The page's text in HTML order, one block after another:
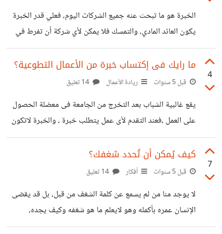
لهم، الثناء على أفعالهم الطيبة، والاحتفال بإنجازاتهم لإعطائهم
شعور بالتقدير. كان السلطان مراد والد السلطان محمد
الخبرة هو ما تبحث عنه جميع الشركات اليوم، فعلي قدر الخبرة
يكون العائد المادي، والتمسك فلا يمكن لأي شركة أن تفرط في
الخبير الذي تمتلكه. ### ولكن كيف يمكننا الجمع بين الخبرة
في مجالنا خلال فترة زمنية قصيرة؟ يوجد بعض الخطوات الهامة
يمكن بها اكتساب الخبرة في سن صغير: - # الممارسة ممارسة ما
تخصيص وقت بسيط يومياً لممارسة العمل، سيجعلنا نعرف كل
شيء عنه وما يرتبط به، فلقد قال رسول
4
ما رايك فى إكتساب خبرة من الأعمال التطوعية؟
قبل 5 سنوات ريادة الأعمال
يقع غالبية الشباب بعد التخرج من الجامعة فى معضلة الحصول
على العمل ،فعند التقدم لأى عمل يتطلب خبرة ، والخبرة لاتكون
سوى بالعمل ويصبح الأمر مثل الدائرة المقفلة ولايوجد خروج
منها . ##ولكن ماذا لو أمكنك أكتساب خبرة وأنت فى الجامعة
بل و أنت فى الثانوية ؟ يمكنك أكتساب الخبرة من خلال الإعمال
يقوم به الأشخاص لمساعدة المؤسسات والمنظمات الغير ربحية
أو الأشخاص . لقد سبق لى أكتساب خبرة من خلال
7
كيف يُمكن أن تُحدد شغفك؟
قبل 5 سنوات أفكار
لا يوجد منا من لم يسمع عن كلمة الشغف من قبل، بل قد يقضى
الإنسان عمره بأكمله وهو لايعلم ما هو شغفه وكيف يجده،
وخاصة الشباب حديثي التخرج من الجامعة. الشغف هو الشيء